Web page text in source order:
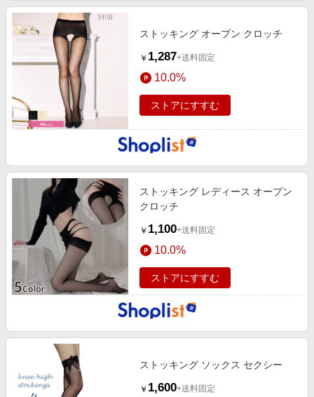
ストッキング オープン クロッチ
￥ 1,287+送料固定
10.0%
ストアにすすむ
ストッキング レディース オープン
クロッチ
￥ 1,100+送料固定
10.0%
ストアにすすむ
ストッキング ソックス セクシー
￥ 1,600+送料固定